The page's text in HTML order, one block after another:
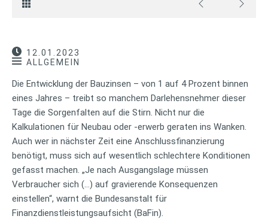
12.01.2023
ALLGEMEIN
Die Entwicklung der Bauzinsen – von 1 auf 4 Prozent binnen
eines Jahres – treibt so manchem Darlehensnehmer dieser
Tage die Sorgenfalten auf die Stirn. Nicht nur die
Kalkulationen für Neubau oder -erwerb geraten ins Wanken.
Auch wer in nächster Zeit eine Anschlussfinanzierung
benötigt, muss sich auf wesentlich schlechtere Konditionen
gefasst machen. „Je nach Ausgangslage müssen
Verbraucher sich (…) auf gravierende Konsequenzen
einstellen“, warnt die Bundesanstalt für
Finanzdienstleistungsaufsicht (BaFin).